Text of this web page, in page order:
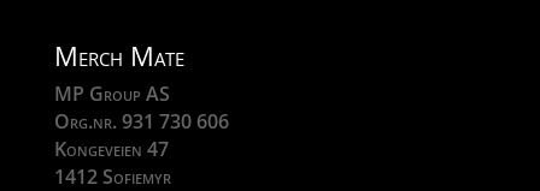
Merch Mate
MP Group AS
Org.nr. 931 730 606
Kongeveien 47
1412 Sofiemyr